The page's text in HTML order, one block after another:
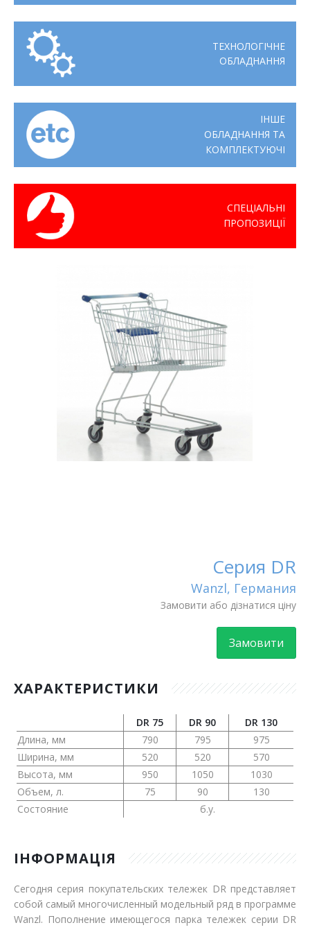
ТЕХНОЛОГІЧНЕ
ОБЛАДНАННЯ
ІНШЕ
ОБЛАДНАННЯ ТА
КОМПЛЕКТУЮЧІ
СПЕЦІАЛЬНІ
ПРОПОЗИЦІЇ
Серия DR
Wanzl, Германия
Замовити або дізнатися ціну
Замовити
ХАРАКТЕРИСТИКИ
DR 75 DR 90
DR 130
Длина, мм
790 795
975
Ширина, мм
520 520
570
Высота, мм
950 1050
1030
Объем, л.
75 90
130
Состояние
б.у.
ІНФОРМАЦІЯ
Сегодня серия покупательских тележек DR представляет
собой самый многочисленный модельный ряд в программе
Wanzl. Пополнение имеющегося парка тележек серии DR